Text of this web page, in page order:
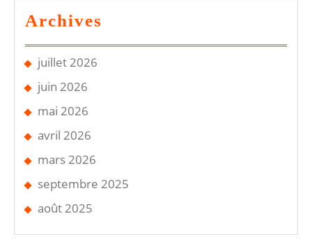
Archives
juillet 2026
juin 2026
mai 2026
avril 2026
mars 2026
septembre 2025
août 2025